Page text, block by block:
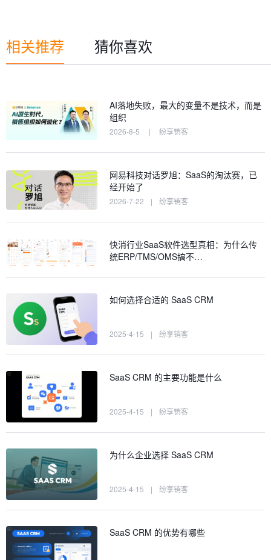
相关推荐 猜你喜欢
AI落地失败，最大的变量不是技术，而是
组织
2026-8-5 | 纷享销客
网易科技对话罗旭：SaaS的淘汰赛，已
经开始了
2026-7-22 | 纷享销客
快消行业SaaS软件选型真相：为什么传
统ERP/TMS/OMS搞不…
如何选择合适的 SaaS CRM
2025-4-15 | 纷享销客
SaaS CRM 的主要功能是什么
2025-4-15 | 纷享销客
为什么企业选择 SaaS CRM
2025-4-15 | 纷享销客
SaaS CRM 的优势有哪些